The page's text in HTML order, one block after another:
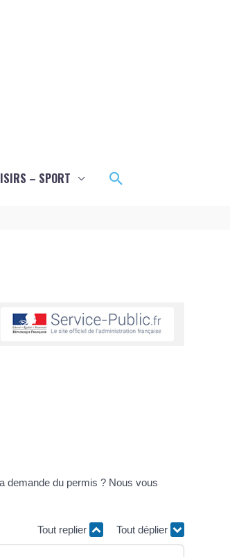
– SPORT Rechercher
demande du permis ? Nous vous
Tout replier Tout déplier